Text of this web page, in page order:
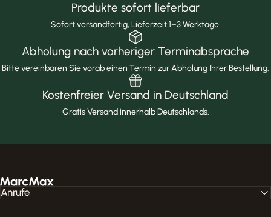
Produkte sofort lieferbar
Sofort versandfertig, Lieferzeit 1–3 Werktage.
Abholung nach vorheriger Terminabsprache
Bitte vereinbaren Sie vorab einen Termin zur Abholung Ihrer Bestellung.
Kostenfreier Versand in Deutschland
Gratis Versand innerhalb Deutschlands.
MarcMax Shop
Anrufe